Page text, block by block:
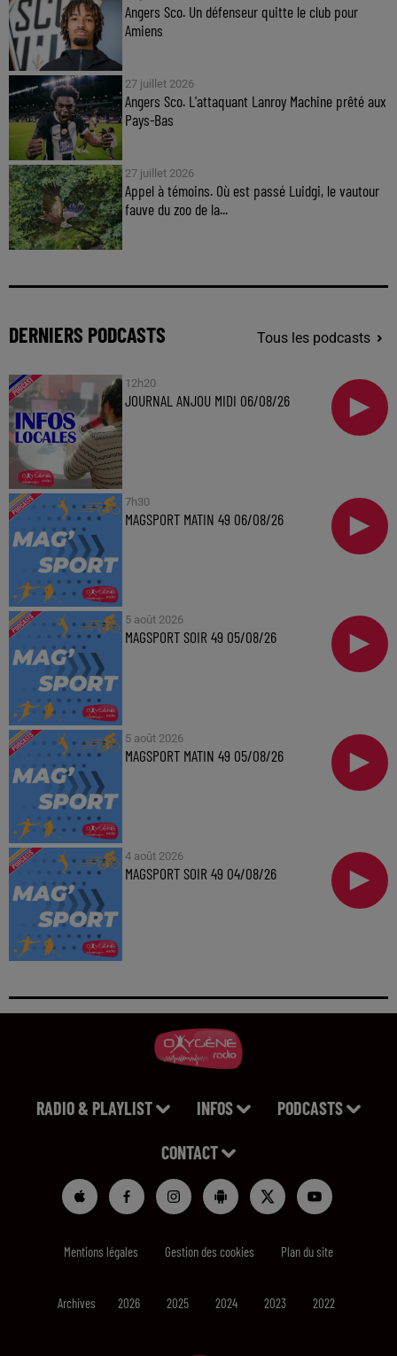
Angers Sco. Un défenseur quitte le club pour
Amiens
27 juillet 2026
Angers Sco. L'attaquant Lanroy Machine prêté aux
Pays-Bas
27 juillet 2026
Appel à témoins. Où est passé Luidgi, le vautour
fauve du zoo de la...
DERNIERS PODCASTS Tous les podcasts
12h20
JOURNAL ANJOU MIDI 06/08/26
7h30
MAGSPORT MATIN 49 06/08/26
5 août 2026
MAGSPORT SOIR 49 05/08/26
5 août 2026
MAGSPORT MATIN 49 05/08/26
4 août 2026
MAGSPORT SOIR 49 04/08/26
RADIO & PLAYLIST INFOS PODCASTS
CONTACT
Mentions légales Gestion des cookies Plan du site
Archives 2026 2025 2024 2023 2022